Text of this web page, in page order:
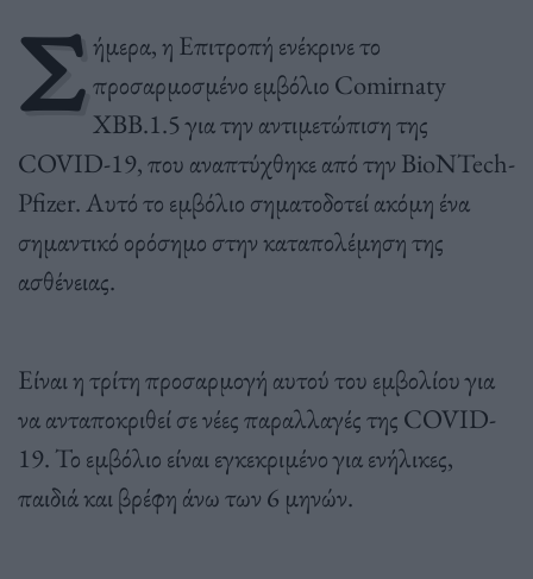
Σ ήμερα, η Επιτροπή ενέκρινε το
προσαρμοσμένο εμβόλιο Comirnaty
XBB.1.5 για την αντιμετώπιση της
COVID-19, που αναπτύχθηκε από την BioNTech-
Pfizer. Αυτό το εμβόλιο σηματοδοτεί ακόμη ένα
σημαντικό ορόσημο στην καταπολέμηση της
ασθένειας.
Είναι η τρίτη προσαρμογή αυτού του εμβολίου για
να ανταποκριθεί σε νέες παραλλαγές της COVID-
19. Το εμβόλιο είναι εγκεκριμένο για ενήλικες,
παιδιά και βρέφη άνω των 6 μηνών.